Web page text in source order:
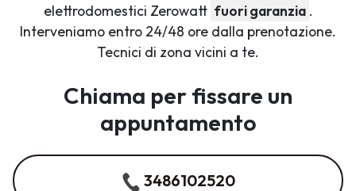
elettrodomestici Zerowatt fuori garanzia .
Interveniamo entro 24/48 ore dalla prenotazione.
Tecnici di zona vicini a te.
Chiama per fissare un
appuntamento
3486102520